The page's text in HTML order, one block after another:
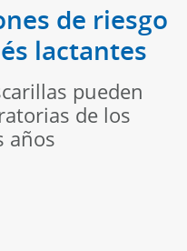
de riesgo
lactantes
pueden
de los
años